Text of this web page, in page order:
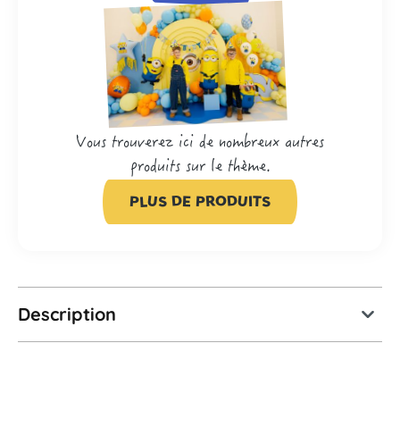
Vous trouverez ici de nombreux autres
produits sur le thème.
PLUS DE PRODUITS
Description